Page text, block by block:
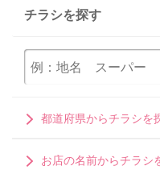
チラシを探す
都道府県からチラシを
お店の名前からチラシ